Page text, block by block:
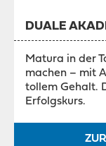
DUALE
Matura in der
machen – mit
tollem Gehalt.
Erfolgskurs.